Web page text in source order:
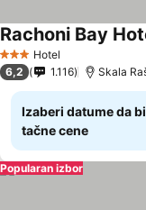
3 Zvezdice
Hotel
Rachoni Bay
6,2 1.116 Skala
Izaberi datume da
tačne cene
Popularan izbor